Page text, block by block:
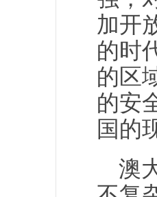
加开
的时
的区
的安
国的
澳